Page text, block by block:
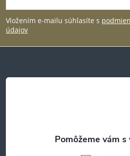
á
p
t
Vložením e-mailu súhlasíte s
údajov